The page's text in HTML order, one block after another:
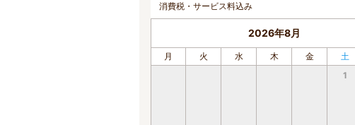
消費税・サービス料込み
2026年8月
月 火 水 木 金 土
1